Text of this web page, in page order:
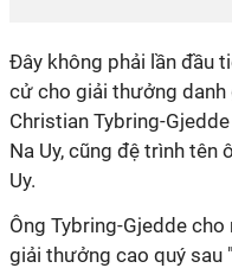
Đây không phải lần đầu
cử cho giải thưởng danh
Christian Tybring-
Na Uy, cũng đệ trình tên
Uy.
Ông Tybring-Gjedde
giải thưởng cao quý sau